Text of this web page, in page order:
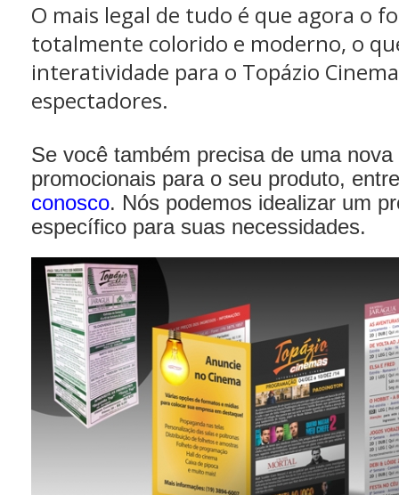
O mais legal de tudo é que agora o
totalmente colorido e moderno, o
interatividade para o Topázio
espectadores.
Se você também precisa de uma
promocionais para o seu produto,
conosco. Nós podemos idealizar um
específico para suas necessidades.